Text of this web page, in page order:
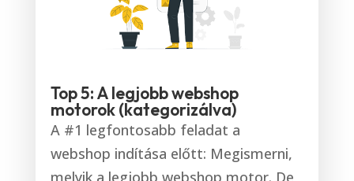
Top 5: A legjobb webshop
motorok (kategorizálva)
A #1 legfontosabb feladat a
webshop indítása előtt: Megismerni,
melyik a legjobb webshop motor. De